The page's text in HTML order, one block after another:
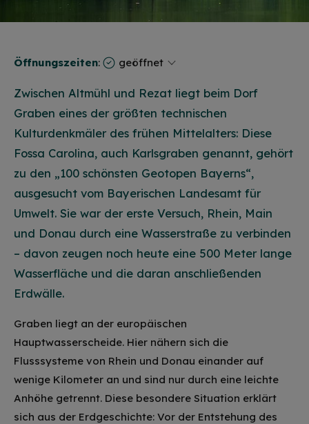
Öffnungszeiten: geöffnet
Zwischen Altmühl und Rezat liegt beim Dorf
Graben eines der größten technischen
Kulturdenkmäler des frühen Mittelalters: Diese
Fossa Carolina, auch Karlsgraben genannt, gehört
zu den „100 schönsten Geotopen Bayerns“,
ausgesucht vom Bayerischen Landesamt für
Umwelt. Sie war der erste Versuch, Rhein, Main
und Donau durch eine Wasserstraße zu verbinden
– davon zeugen noch heute eine 500 Meter lange
Wasserfläche und die daran anschließenden
Erdwälle.
Graben liegt an der europäischen
Hauptwasserscheide. Hier nähern sich die
Flusssysteme von Rhein und Donau einander auf
wenige Kilometer an und sind nur durch eine leichte
Anhöhe getrennt. Diese besondere Situation erklärt
sich aus der Erdgeschichte: Vor der Entstehung des